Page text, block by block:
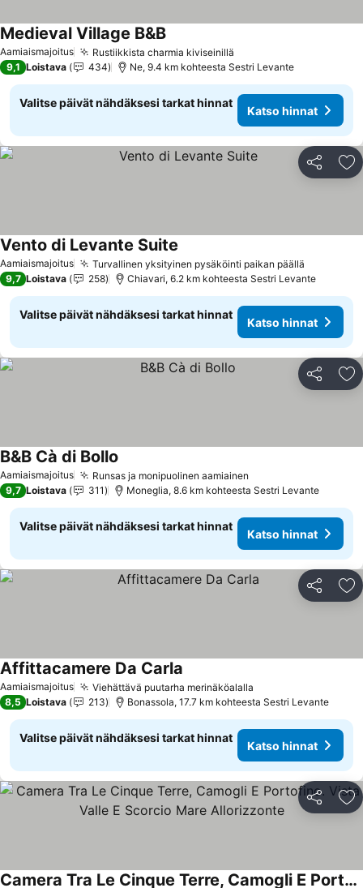
Aamiaismajoitus Rustiikkista charmia kiviseinillä
Medieval Village B&BKatso hinnat
9,1 Loistava 434 Ne, 9.4 km kohteesta Sestri Levante
Valitse päivät nähdäksesi tarkat hinnat
Katso hinnat
Jaa
Aamiaismajoitus Turvallinen yksityinen pysäköinti paikan päällä
Vento di Levante Suite
9,7 Loistava 258 Chiavari, 6.2 km kohteesta Sestri Levante
Valitse päivät nähdäksesi tarkat hinnat
Katso hinnat
Jaa
Aamiaismajoitus Runsas ja monipuolinen aamiainen
B&B Cà di Bollo
9,7 Loistava 311 Moneglia, 8.6 km kohteesta Sestri Levante
Valitse päivät nähdäksesi tarkat hinnat
Katso hinnat
Jaa
Aamiaismajoitus Viehättävä puutarha merinäköalalla
Affittacamere Da Carla
8,5 Loistava 213 Bonassola, 17.7 km kohteesta Sestri Levante
Valitse päivät nähdäksesi tarkat hinnat
Katso hinnat
Jaa
Camera Tra Le Cinque Terre, Camogli E Portofino. Vista Valle E Scorcio Mare Allorizzonte